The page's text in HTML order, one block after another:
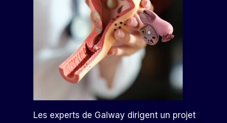
Les experts de Galway dirigent un projet